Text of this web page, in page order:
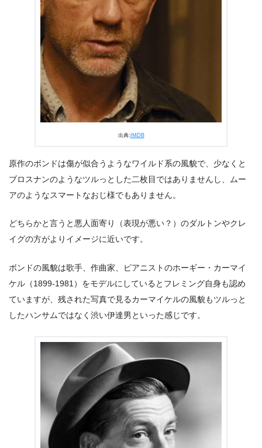
出典: IMDB
原作のボンドは傷が似合うようなワイルド系の風貌で、少なくと
ブロスナンのようなツルっとした二枚目ではありませんし、ムー
アのようなスマートなおじ様でもありません。
どちらかと言うと悪人面寄り（表現が悪い？）のダルトンやクレ
イグの方がよりイメージに近いです。
ボンドの風貌は歌手、作曲家、ピアニストのホーギー・カーマイ
ケル（1899-1981）をモデルにしているとフレミング自身も認め
ていますが、残された写真で見るカーマイケルの風貌もツルっと
したハンサムではなく渋い伊達男といった感じです。